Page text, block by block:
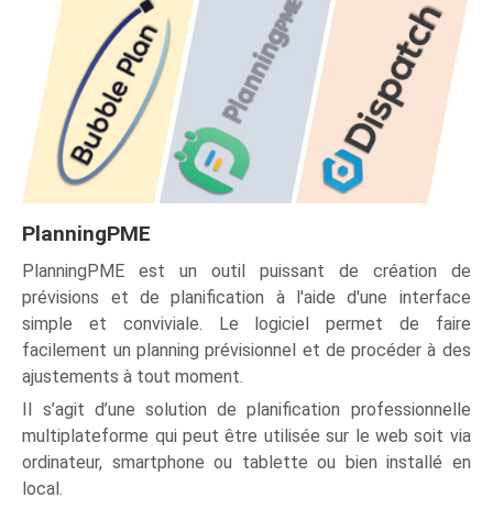
PlanningPME
PlanningPME est un outil puissant de création de
prévisions et de planification à l'aide d'une interface
simple et conviviale. Le logiciel permet de faire
facilement un planning prévisionnel et de procéder à des
ajustements à tout moment.
Il s’agit d’une solution de planification professionnelle
multiplateforme qui peut être utilisée sur le web soit via
ordinateur, smartphone ou tablette ou bien installé en
local.